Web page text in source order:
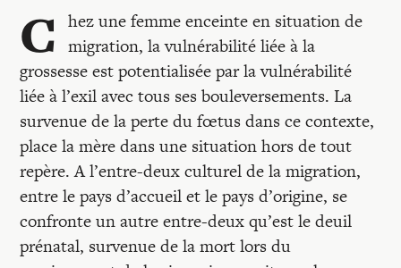
Blocs-notes
Recherches
Entretiens
Revues
C hez une femme enceinte en situation de
migration, la vulnérabilité liée à la
grossesse est potentialisée par la vulnérabilité
liée à l’exil avec tous ses bouleversements. La
survenue de la perte du fœtus dans ce contexte,
place la mère dans une situation hors de tout
repère. A l’entre-deux culturel de la migration,
entre le pays d’accueil et le pays d’origine, se
confronte un autre entre-deux qu’est le deuil
prénatal, survenue de la mort lors du